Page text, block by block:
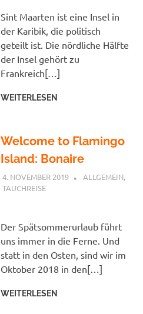
Sint Maarten ist eine Insel in
der Karibik, die politisch
geteilt ist. Die nördliche Hälfte
der Insel gehört zu
Frankreich[…]
WEITERLESEN
Welcome to Flamingo
Island: Bonaire
4. NOVEMBER 2019 PETER
ALLGEMEIN,
TAUCHREISE
Der Spätsommerurlaub führt
uns immer in die Ferne. Und
statt in den Osten, sind wir im
Oktober 2018 in den[…]
WEITERLESEN